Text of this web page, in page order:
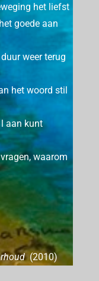
het liefst
goede aan
weer terug
het woord stil
l aan kunt
waarom
(2010)